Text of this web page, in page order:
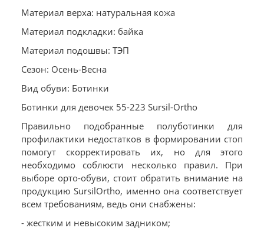
Материал верха: натуральная кожа
Материал подкладки: байка
Материал подошвы: ТЭП
Сезон: Осень-Весна
Вид обуви: Ботинки
Ботинки для девочек 55-223 Sursil-Ortho
Правильно подобранные полуботинки для
профилактики недостатков в формировании стоп
помогут скорректировать их, но для этого
необходимо соблюсти несколько правил. При
выборе орто-обуви, стоит обратить внимание на
продукцию SursilOrtho, именно она соответствует
всем требованиям, ведь они снабжены:
- жестким и невысоким задником;